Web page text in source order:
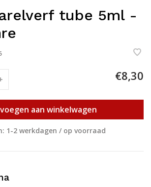
tube 5ml -
€8,30
aan winkelwagen
1-2 werkdagen / op voorraad